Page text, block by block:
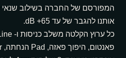
המפורסם של החברה בשילוב שנאי
אותנו להגבר של עד 65+ dB.